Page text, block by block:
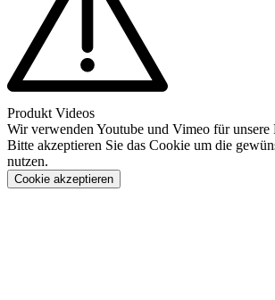
Produkt Videos
Wir verwenden Youtube und Vimeo für unsere
Bitte akzeptieren Sie das Cookie um die
nutzen.
Cookie akzeptieren